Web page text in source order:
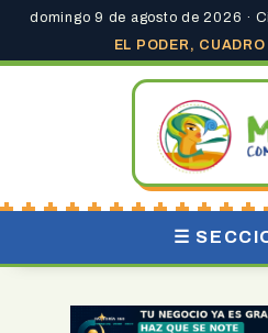
domingo 9 de agosto de 2026 ·
EL PODER,
☰